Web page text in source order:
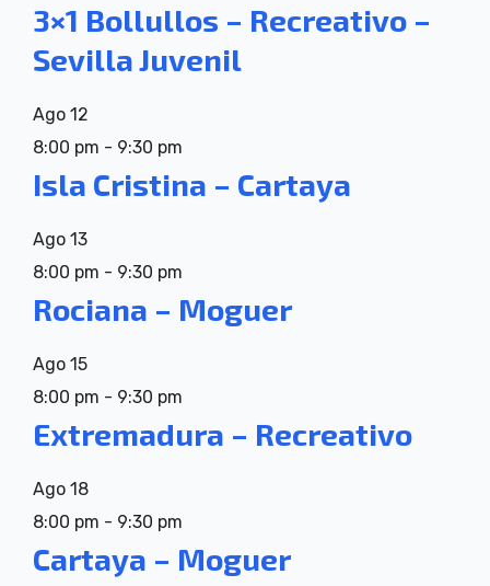
3×1 Bollullos – Recreativo –
Sevilla Juvenil
Ago 12
8:00 pm - 9:30 pm
Isla Cristina – Cartaya
Ago 13
8:00 pm - 9:30 pm
Rociana – Moguer
Ago 15
8:00 pm - 9:30 pm
Extremadura – Recreativo
Ago 18
8:00 pm - 9:30 pm
Cartaya – Moguer